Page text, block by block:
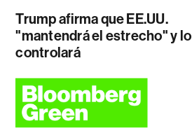
Trump afirma que EE.UU.
"mantendrá el estrecho" y lo
controlará